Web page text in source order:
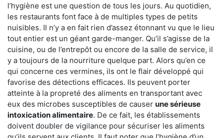
l’hygiène est une question de tous les jours. Au quotidien,
les restaurants font face à de multiples types de petits
nuisibles. Il n’y a en fait rien d’assez étonnant vu que le lieu
tout entier est un géant garde-manger. Qu’il s’agisse de la
cuisine, ou de l’entrepôt ou encore de la salle de service, il
y a toujours de la nourriture quelque part. Alors qu’en ce
qui concerne ces vermines, ils ont le flair développé qui
favorise des détections efficaces. Ils peuvent porter
atteinte à la propreté des aliments en transportant avec
eux des microbes susceptibles de causer une sérieuse
intoxication alimentaire. De ce fait, les établissements
doivent doubler de vigilance pour sécuriser les aliments